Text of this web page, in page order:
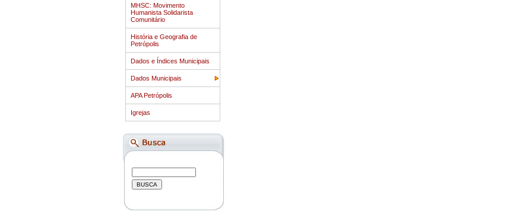
MHSC: Movimento
Humanista Solidarista
Comunitário
História e Geografia de
Petrópolis
Dados e Índices Municipais
Dados Municipais
APA Petrópolis
Igrejas